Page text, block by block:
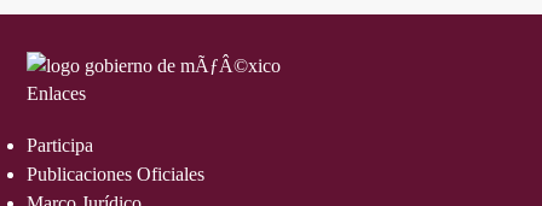
Enlaces
Participa
Publicaciones Oficiales